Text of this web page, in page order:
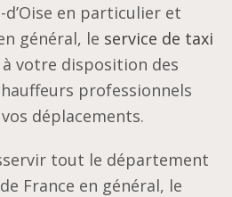
en particulier et
général, le service de taxi
votre disposition des
professionnels
déplacements.
tout le département
France en général, le